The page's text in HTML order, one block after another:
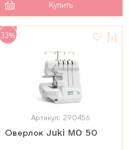
Купить
33%
Артикул: 290456
Оверлок Juki MO 50